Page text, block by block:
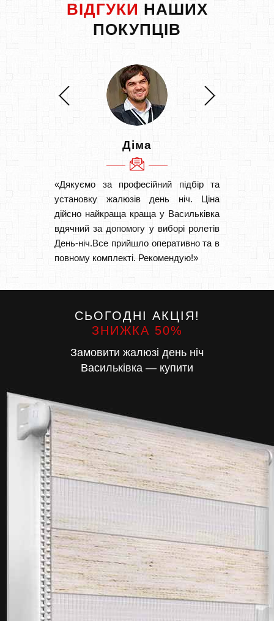
ВІДГУКИ НАШИХ
ПОКУПЦІВ
Діма
«Дякуємо за професійний підбір та
установку жалюзів день ніч. Ціна
дійсно найкраща краща у Васильківка
вдячний за допомогу у виборі ролетів
День-ніч.Все прийшло оперативно та в
повному комплекті. Рекомендую!»
СЬОГОДНІ АКЦІЯ!
ЗНИЖКА 50%
Замовити жалюзі день ніч
Васильківка — купити